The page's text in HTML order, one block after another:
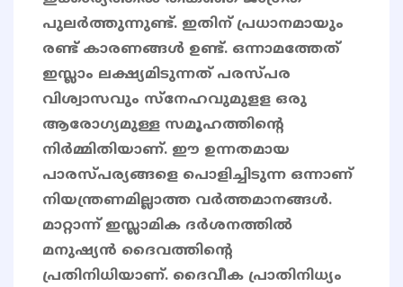
പുലർത്തുന്നുണ്ട്. ഇതിന് പ്രധാനമായും
രണ്ട് കാരണങ്ങൾ ഉണ്ട്. ഒന്നാമത്തേത്
ഇസ്ലാം ലക്ഷ്യമിടുന്നത് പരസ്പര
വിശ്വാസവും സ്നേഹവുമുളള ഒരു
ആരോഗ്യമുള്ള സമൂഹത്തിന്റെ
നിർമ്മിതിയാണ്. ഈ ഉന്നതമായ
പാരസ്പര്യങ്ങളെ പൊളിച്ചിടുന്ന ഒന്നാണ്
നിയന്ത്രണമില്ലാത്ത വർത്തമാനങ്ങൾ.
മാറ്റാന്ന് ഇസ്ലാമിക ദർശനത്തിൽ
മനുഷ്യൻ ദൈവത്തിന്റെ
പ്രതിനിധിയാണ്. ദൈവീക പ്രാതിനിധ്യം